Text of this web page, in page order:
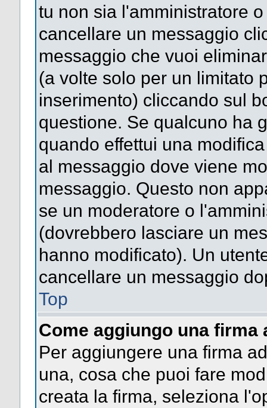
tu non sia l'amministratore
cancellare un messaggio
messaggio che vuoi
(a volte solo per un limitato
inserimento) cliccando sul
questione. Se qualcuno ha
quando effettui una
al messaggio dove viene
messaggio. Questo non
se un moderatore o
(dovrebbero lasciare un
hanno modificato). Un
cancellare un messaggio
Top
Come aggiungo una firma
Per aggiungere una firma
una, cosa che puoi fare
creata la firma, seleziona